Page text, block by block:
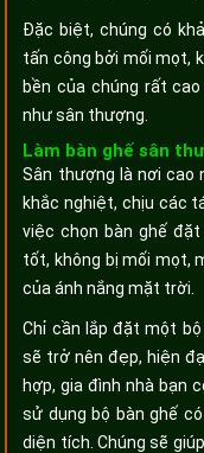
Đặc biệt, chúng có
tấn công bởi mối mọt,
bền của chúng rất
như sân thượng.
Làm bàn ghế sân
Sân thượng là nơi cao
khắc nghiệt, chịu các
việc chọn bàn ghế
tốt, không bị mối mọt,
của ánh nắng mặt trời.
Chỉ cần lắp đặt một
sẽ trở nên đẹp, hiện
hợp, gia đình nhà bạn
sử dụng bộ bàn ghế
diện tích. Chúng sẽ